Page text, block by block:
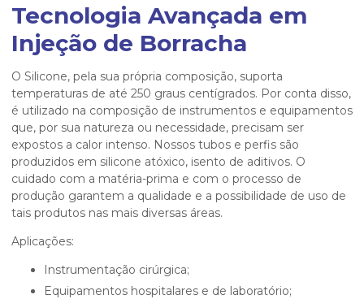
Tecnologia Avançada em
Injeção de Borracha
O Silicone, pela sua própria composição, suporta
temperaturas de até 250 graus centígrados. Por conta disso,
é utilizado na composição de instrumentos e equipamentos
que, por sua natureza ou necessidade, precisam ser
expostos a calor intenso. Nossos tubos e perfis são
produzidos em silicone atóxico, isento de aditivos. O
cuidado com a matéria-prima e com o processo de
produção garantem a qualidade e a possibilidade de uso de
tais produtos nas mais diversas áreas.
Aplicações:
instrumentação cirúrgica;
equipamentos hospitalares e de laboratório;